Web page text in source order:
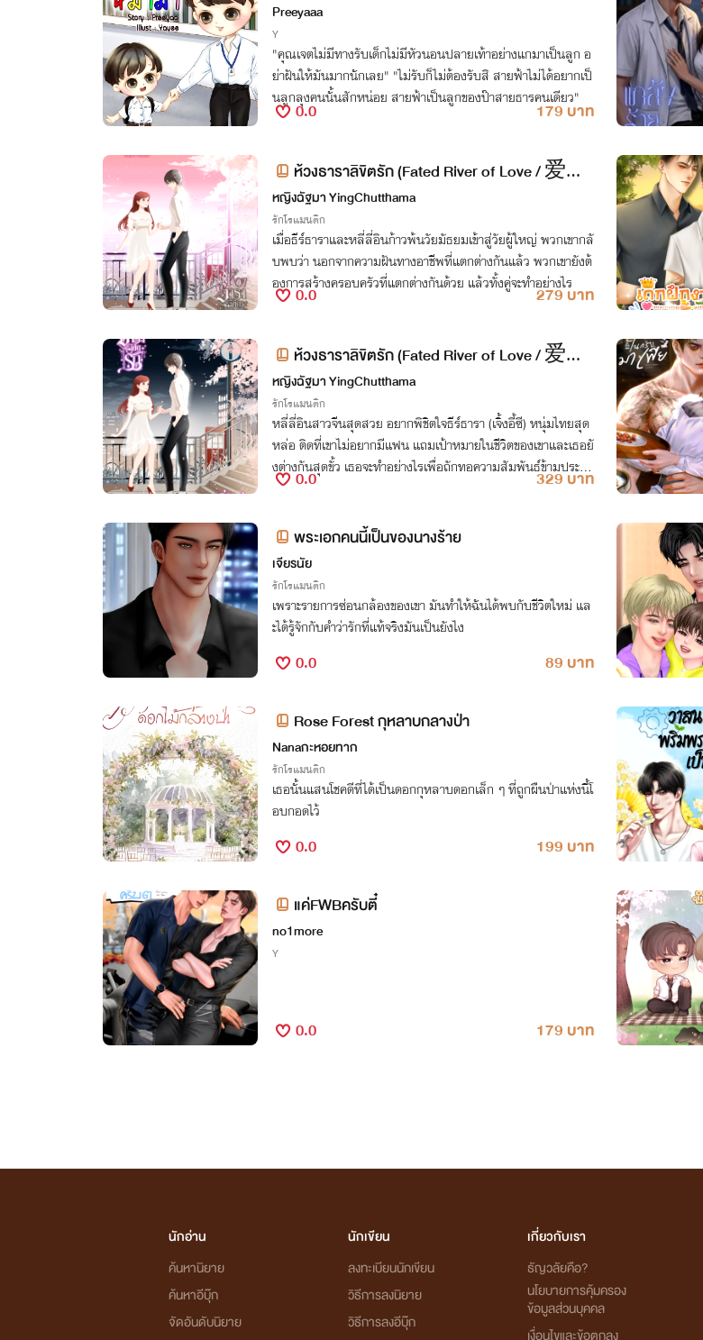
Preeyaaa
Y
"คุณเจตไม่มีทางรับเด็กไม่มีหัวนอนปลายเท้าอย่างแกมาเป็นลูก อ
ย่าฝันให้มันมากนักเลย" "ไม่รับก็ไม่ต้องรับสิ สายฟ้าไม่ได้อยากเป็
นลูกลุงคนนั้นสักหน่อย สายฟ้าเป็นลูกของป๊าสายธารคนเดียว"
0.0 179 บาท
ห้วงธาราลิขิตรัก (Fated River of Love / 爱情
命河) เล่ม 2 (เล่มจบ)
หญิงฉัฐมา YingChutthama
รักโรแมนติก
เมื่อธีร์ธาราและหลี่ลี่อินก้าวพ้นวัยมัธยมเข้าสู่วัยผู้ใหญ่ พวกเขากลั
บพบว่า นอกจากความฝันทางอาชีพที่แตกต่างกันแล้ว พวกเขายังต้
องการสร้างครอบครัวที่แตกต่างกันด้วย แล้วทั้งคู่จะทำอย่างไร
0.0 279 บาท
ห้วงธาราลิขิตรัก (Fated River of Love / 爱情
命河) เล่ม 1
หญิงฉัฐมา YingChutthama
รักโรแมนติก
หลี่ลี่อินสาวจีนสุดสวย อยากพิชิตใจธีร์ธารา (เจิ้งอี้ซี) หนุ่มไทยสุด
หล่อ ติดที่เขาไม่อยากมีแฟน แถมเป้าหมายในชีวิตของเขาและเธอยั
งต่างกันสุดขั้ว เธอจะทำอย่างไรเพื่อถักทอความสัมพันธ์ข้ามประเท
ศ
0.0 329 บาท
พระเอกคนนี้เป็นของนางร้าย
เจียรนัย
รักโรแมนติก
เพราะรายการซ่อนกล้องของเขา มันทำให้ฉันได้พบกับชีวิตใหม่ แล
ะได้รู้จักกับคำว่ารักที่แท้จริงมันเป็นยังไง
0.0 89 บาท
Rose Forest กุหลาบกลางป่า
Nanaกะหอยทาก
รักโรแมนติก
เธอนั้นแสนโชคดีที่ได้เป็นดอกกุหลาบดอกเล็ก ๆ ที่ถูกผืนป่าแห่งนี้โ
อบกอดไว้
0.0 199 บาท
แค่FWBครับตี๋
no1more
Y
0.0 179 บาท
นักอ่าน
ค้นหานิยาย
ค้นหาอีบุ๊ก
จัดอันดับนิยาย
นักเขียน
ลงทะเบียนนักเขียน
วิธีการลงนิยาย
วิธีการลงอีบุ๊ก
เกี่ยวกับเรา
ธัญวลัยคือ?
นโยบายการคุ้มครอง
ข้อมูลส่วนบุคคล